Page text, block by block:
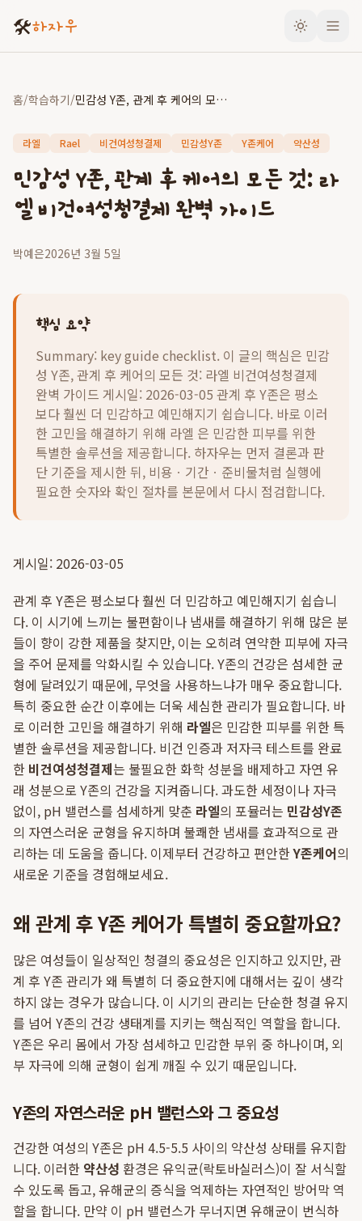
🛠️하자우
홈/학습하기/ 민감성 Y존, 관계 후 케어의 모든 것: 라엘 비건여성청결제 완벽 가이드
라엘 Rael 비건여성청결제 민감성Y존 Y존케어 약산성
민감성 Y존, 관계 후 케어의 모든 것: 라
엘 비건여성청결제 완벽 가이드
박예은2026년 3월 5일
핵심 요약
Summary: key guide checklist. 이 글의 핵심은 민감
성 Y존, 관계 후 케어의 모든 것: 라엘 비건여성청결제
완벽 가이드 게시일: 2026-03-05 관계 후 Y존은 평소
보다 훨씬 더 민감하고 예민해지기 쉽습니다. 바로 이러
한 고민을 해결하기 위해 라엘 은 민감한 피부를 위한
특별한 솔루션을 제공합니다. 하자우는 먼저 결론과 판
단 기준을 제시한 뒤, 비용ㆍ기간ㆍ준비물처럼 실행에
필요한 숫자와 확인 절차를 본문에서 다시 점검합니다.
게시일: 2026-03-05
관계 후 Y존은 평소보다 훨씬 더 민감하고 예민해지기 쉽습니
다. 이 시기에 느끼는 불편함이나 냄새를 해결하기 위해 많은 분
들이 향이 강한 제품을 찾지만, 이는 오히려 연약한 피부에 자극
을 주어 문제를 악화시킬 수 있습니다. Y존의 건강은 섬세한 균
형에 달려있기 때문에, 무엇을 사용하느냐가 매우 중요합니다.
특히 중요한 순간 이후에는 더욱 세심한 관리가 필요합니다. 바
로 이러한 고민을 해결하기 위해 라엘은 민감한 피부를 위한 특
별한 솔루션을 제공합니다. 비건 인증과 저자극 테스트를 완료
한 비건여성청결제는 불필요한 화학 성분을 배제하고 자연 유
래 성분으로 Y존의 건강을 지켜줍니다. 과도한 세정이나 자극
없이, pH 밸런스를 섬세하게 맞춘 라엘의 포뮬러는 민감성Y존
의 자연스러운 균형을 유지하며 불쾌한 냄새를 효과적으로 관
리하는 데 도움을 줍니다. 이제부터 건강하고 편안한Y존케어의
새로운 기준을 경험해보세요.
왜 관계 후 Y존 케어가 특별히 중요할까요?
많은 여성들이 일상적인 청결의 중요성은 인지하고 있지만, 관
계 후 Y존 관리가 왜 특별히 더 중요한지에 대해서는 깊이 생각
하지 않는 경우가 많습니다. 이 시기의 관리는 단순한 청결 유지
를 넘어 Y존의 건강 생태계를 지키는 핵심적인 역할을 합니다.
Y존은 우리 몸에서 가장 섬세하고 민감한 부위 중 하나이며, 외
부 자극에 의해 균형이 쉽게 깨질 수 있기 때문입니다.
Y존의 자연스러운 pH 밸런스와 그 중요성
건강한 여성의 Y존은 pH 4.5-5.5 사이의 약산성 상태를 유지합
니다. 이러한 약산성 환경은 유익균(락토바실러스)이 잘 서식할
수 있도록 돕고, 유해균의 증식을 억제하는 자연적인 방어막 역
할을 합니다. 만약 이 pH 밸런스가 무너지면 유해균이 번식하